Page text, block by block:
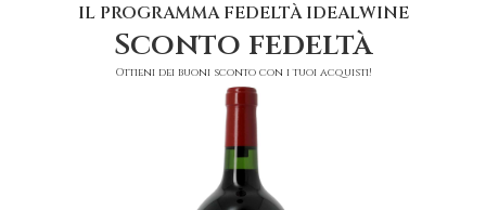
IL PROGRAMMA FEDELTÀ IDEALWINE
Sconto fedeltà
Ottieni dei buoni sconto con i tuoi acquisti!